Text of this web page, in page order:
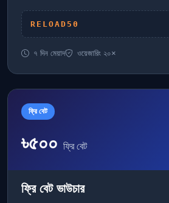
RELOAD50
৭ দিন মেয়াদ ওয়েজারিং ২০×
ফ্রি বেট
৳৫০০ ফ্রি বেট
ফ্রি বেট ভাউচার